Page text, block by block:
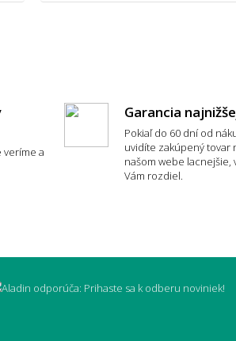
koberca je najpohodlnejší?
veríme a
Garancia
Pokiaľ do 60 dní od
uvidíte zakúpený tovar
našom webe lacnejšie,
Vám rozdiel.